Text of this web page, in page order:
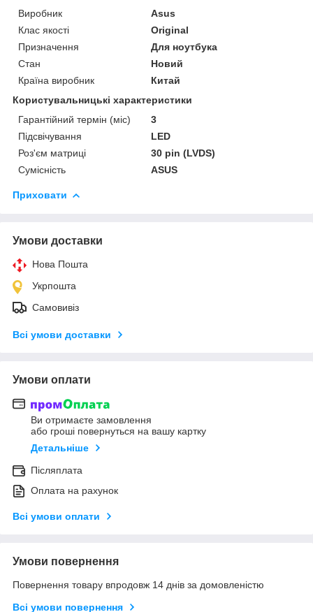
Виробник
Asus
Клас якості
Original
Призначення
Для ноутбука
Стан
Новий
Країна виробник
Китай
Користувальницькі характеристики
Гарантійний термін (міс)
3
Підсвічування
LED
Роз'єм матриці
30 pin (LVDS)
Сумісність
ASUS
Приховати
Умови доставки
Нова Пошта
Укрпошта
Самовивіз
Всі умови доставки
Умови оплати
Ви отримаєте замовлення
або гроші повернуться на вашу картку
Детальніше
Післяплата
Оплата на рахунок
Всі умови оплати
Умови повернення
Повернення товару впродовж 14 днів за домовленістю
Всі умови повернення